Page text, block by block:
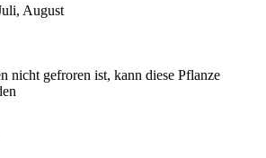
August
nicht gefroren ist, kann diese Pflanze